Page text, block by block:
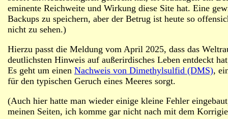
eminente Reichweite und Wirkung diese Site hat. Eine
Backups zu speichern, aber der Betrug ist heute so
nicht zu sehen.)
Hierzu passt die Meldung vom April 2025, dass das
deutlichsten Hinweis auf außerirdisches Leben entdeckt
Es geht um einen Nachweis von Dimethylsulfid (DMS),
für den typischen Geruch eines Meeres sorgt.
(Auch hier hatte man wieder einige kleine Fehler
meinen Seiten, ich komme gar nicht nach mit dem